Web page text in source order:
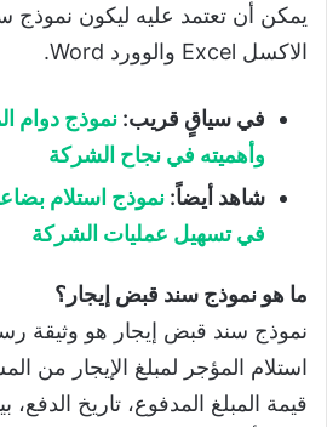
يمكن أن تعتمد عليه ليكون نموذج
الاكسل Excel والوورد Word.
في سياقٍ قريب: نموذج دوام
وأهميته في نجاح الشركة
شاهد أيضاً: نموذج استلام
في تسهيل عمليات الشركة
ما هو نموذج سند قبض إيجار؟
نموذج سند قبض إيجار هو وثيقة
استلام المؤجر لمبلغ الإيجار من
قيمة المبلغ المدفوع، تاريخ الدفع،